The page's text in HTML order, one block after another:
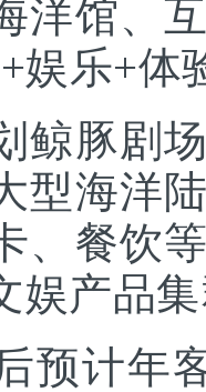
洋馆、
娱乐+体
豚剧场
型海洋
、餐饮
娱产品
计年客